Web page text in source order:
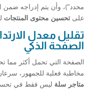
محدد”)، وأن يتم إدراجه ضمن
على تحسين محتوى المنتجات
تقليل معدل
الصفحة الذكي
الصفحة التي تحمل أكثر مما
مخاطبة فعلية للجمهور،
متاجر سلة ليس فقط في